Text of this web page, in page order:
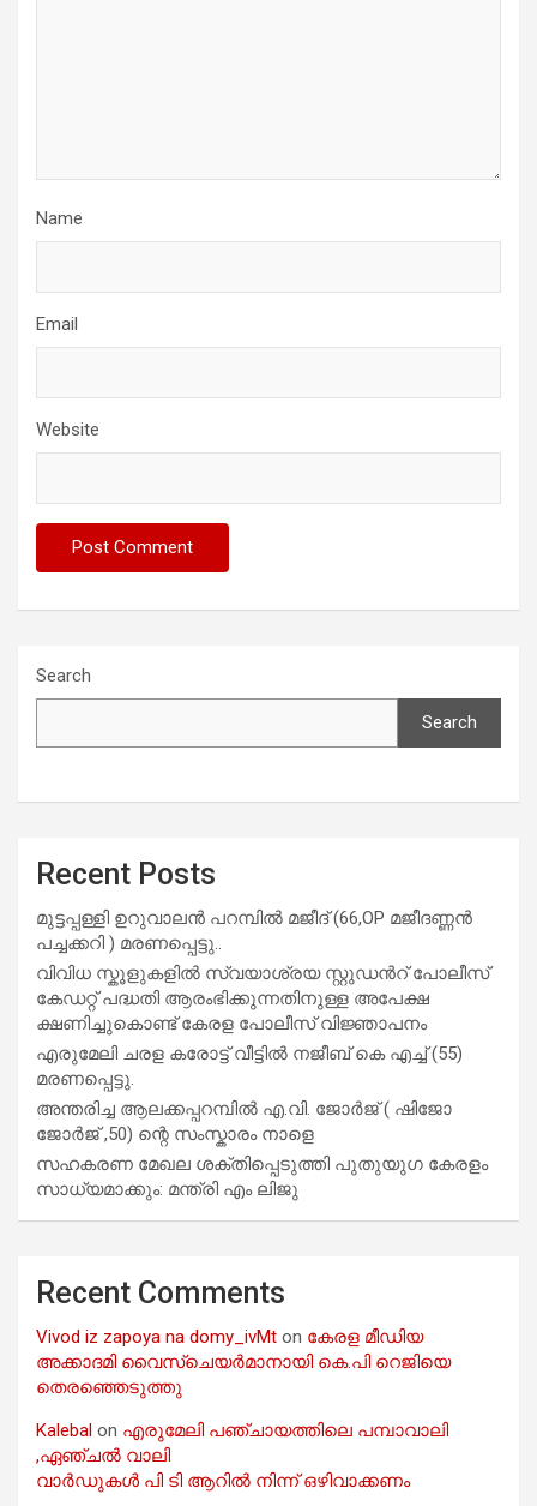
Name
Email
Website
Search
Search
Recent Posts
മുട്ടപ്പള്ളി ഉറുവാലൻ പറമ്പിൽ മജീദ് (66,OP മജീദണ്ണൻ
പച്ചക്കറി ) മരണപ്പെട്ടു..
വിവിധ സ്കൂളുകളില്‍ സ്വയാശ്രയ സ്റ്റുഡന്‍റ് പോലീസ്
കേഡറ്റ് പദ്ധതി ആരംഭിക്കുന്നതിനുള്ള അപേക്ഷ
ക്ഷണിച്ചുകൊണ്ട് കേരള പോലീസ് വിജ്ഞാപനം
എരുമേലി ചരള കരോട്ട് വീട്ടിൽ നജീബ് കെ എച്ച് (55)
മരണപ്പെട്ടു.
അന്തരിച്ച ആ​ല​ക്ക​പ്പ​റമ്പിൽ​ എ.​വി. ജോ​ർ​ജ് ( ഷിജോ
ജോർജ് ,50) ന്റെ സംസ്കാരം നാളെ
സഹകരണ മേഖല ശക്തിപ്പെടുത്തി പുതുയുഗ കേരളം
സാധ്യമാക്കും: മന്ത്രി എം ലിജു
Recent Comments
Vivod iz zapoya na domy_ivMt on കേരള മീഡിയ
അക്കാദമി വൈസ്ചെയർമാനായി കെ.പി റെജിയെ
തെരഞ്ഞെടുത്തു
Kalebal on എരുമേലി പഞ്ചായത്തിലെ പമ്പാവാലി
,ഏഞ്ചൽ വാലി
വാർഡുകൾ പി ടി ആറിൽ നിന്ന് ഒഴിവാക്കണം